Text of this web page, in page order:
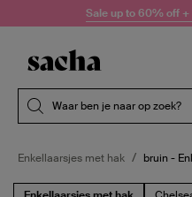
Doorgaan naar artikel
Sale up to 60% off
Waar ben je naar op zoek?
Enkellaarsjes met hak bruin -